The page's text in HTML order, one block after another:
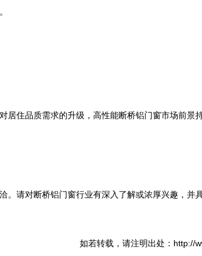
居住品质需求的升级，高性能断桥铝门窗市场前
。请对断桥铝门窗行业有深入了解或浓厚兴趣，
如若转载，请注明出处：http://